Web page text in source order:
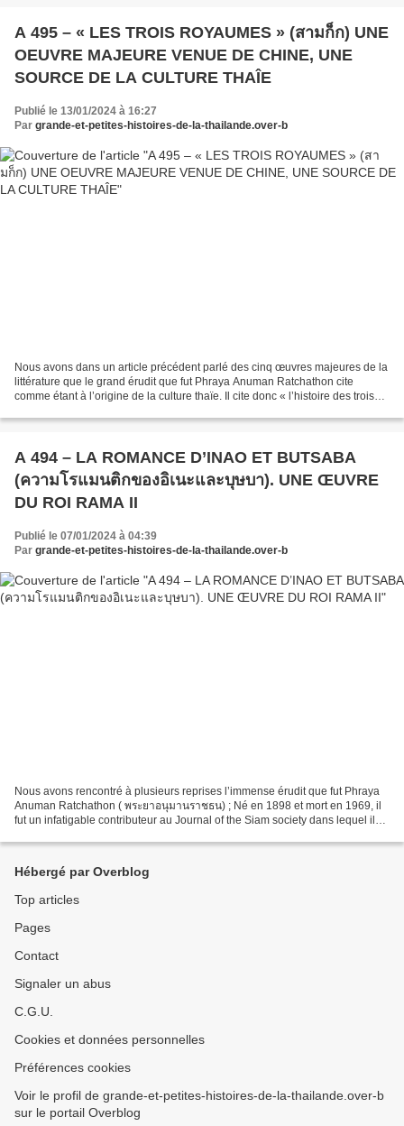
A 495 – « LES TROIS ROYAUMES » (สามก็ก) UNE
OEUVRE MAJEURE VENUE DE CHINE, UNE
SOURCE DE LA CULTURE THAÎE
Publié le 13/01/2024 à 16:27
Par grande-et-petites-histoires-de-la-thailande.over-b
Nous avons dans un article précédent parlé des cinq œuvres majeures de la
littérature que le grand érudit que fut Phraya Anuman Ratchathon cite
comme étant à l’origine de la culture thaïe. Il cite donc « l’histoire des trois
A 494 – LA ROMANCE D’INAO ET BUTSABA
(ความโรแมนติกของอิเนะและบุษบา). UNE ŒUVRE
DU ROI RAMA II
Publié le 07/01/2024 à 04:39
Par grande-et-petites-histoires-de-la-thailande.over-b
Nous avons rencontré à plusieurs reprises l’immense érudit que fut Phraya
Anuman Ratchathon ( พระยาอนุมานราชธน) ; Né en 1898 et mort en 1969, il
fut un infatigable contributeur au Journal of the Siam society dans lequel il
Hébergé par Overblog
Top articles
Pages
Contact
Signaler un abus
C.G.U.
Cookies et données personnelles
Préférences cookies
Voir le profil de grande-et-petites-histoires-de-la-thailande.over-b
sur le portail Overblog